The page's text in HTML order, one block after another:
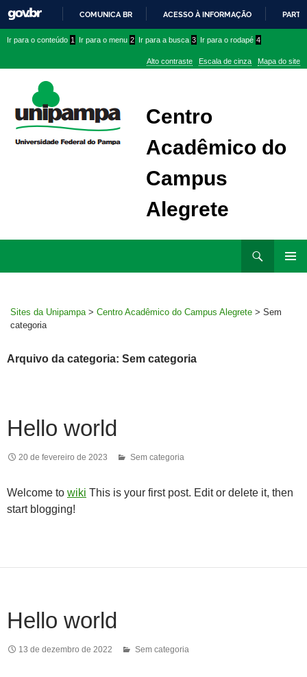
PARA
CONTEÚDO
COMUNICA BR ACESSO À INFORMAÇÃO
conteúdo
menu
superior
menu
Ir para o conteúdo 1 Ir para o menu 2 Ir para a busca 3 Ir para o rodapé 4
Alto contraste Escala de cinza Mapa do site
Centro
Acadêmico do
Campus
Alegrete
Sites da Unipampa > Centro Acadêmico do Campus Alegrete > Sem
categoria
Arquivo da categoria: Sem categoria
Hello world
20 de fevereiro de 2023 Sem categoria
Welcome to wiki This is your first post. Edit or delete it, then
start blogging!
Hello world
13 de dezembro de 2022 Sem categoria